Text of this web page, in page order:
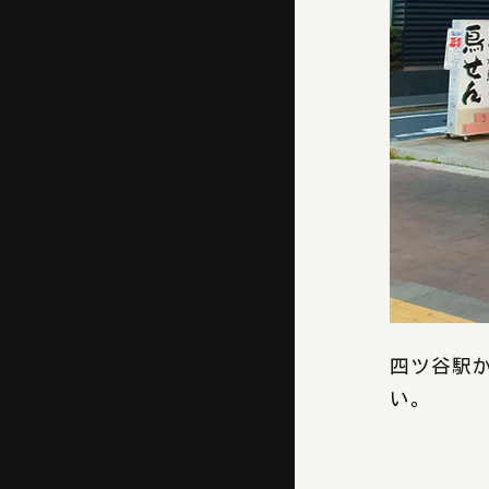
四ツ谷駅
い。